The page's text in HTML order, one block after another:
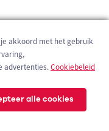
akkoord met het gebruik
advertenties.Cookiebeleid
alle cookies